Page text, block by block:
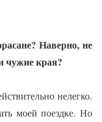
Навер­но, не
чужие края?
нелегко.
моей поездке. Но